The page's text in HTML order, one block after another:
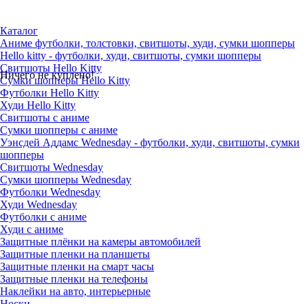
Ничего не куплено!
Каталог
Аниме футболки, толстовки, свитшоты, худи, сумки шопперы
Hello kitty - футболки, худи, свитшоты, сумки шопперы
Свитшоты Hello Kitty
Сумки шопперы Hello Kitty
Футболки Hello Kitty
Худи Hello Kitty
Свитшоты с аниме
Сумки шопперы с аниме
Уэнсдей Аддамс Wednesday - футболки, худи, свитшоты, сумки
шопперы
Свитшоты Wednesday
Сумки шопперы Wednesday
Футболки Wednesday
Худи Wednesday
Футболки с аниме
Худи с аниме
Защитные плёнки на камеры автомобилей
Защитные пленки на планшеты
Защитные пленки на смарт часы
Защитные пленки на телефоны
Наклейки на авто, интерьерные